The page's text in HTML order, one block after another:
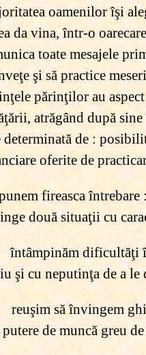
oamenilor îşi
da vina, într-o
toate mesajele
şi să practice
părinţilor au
atrăgând după
determinată de :
oferite de
fireasca întrebare
două situaţii cu
dificultăţi
şi cu neputinţa de a le
să învingem
de muncă greu